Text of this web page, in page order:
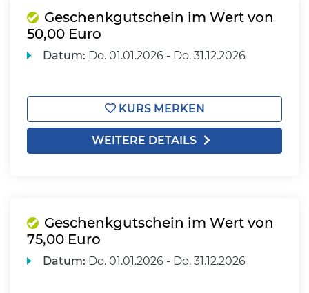
Geschenkgutschein im Wert von
50,00 Euro
Datum: Do. 01.01.2026 - Do. 31.12.2026
KURS MERKEN
WEITERE DETAILS
Geschenkgutschein im Wert von
75,00 Euro
Datum: Do. 01.01.2026 - Do. 31.12.2026